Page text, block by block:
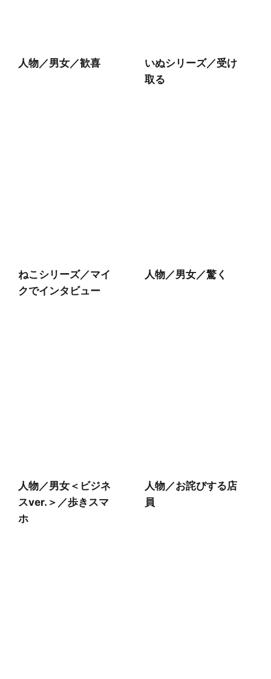
人物／男女／歓喜
いぬシリーズ／受け
取る
ねこシリーズ／マイ
クでインタビュー
人物／男女／驚く
人物／男女＜ビジネ
スver.＞／歩きスマ
ホ
人物／お詫びする店
員